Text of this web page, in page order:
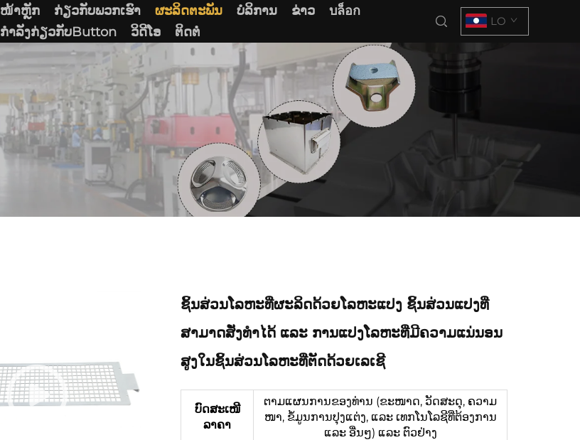
ໜ້າຫຼັກ ກ່ຽວກັບພວກເຮົາ ຜະລິດຕະພັນ ບໍລິການ ຂ່າວ
บล็อก
ກໍາລັງກ່ຽວກັບButton
ວິດີໂອ ຕິດຕໍ່
LO
ຊິ້ນສ່ວນໂລຫະທີ່ຜະລິດດ້ວຍໂລຫະແປງ ຊິ້ນສ່ວນແປງທີ່
ສາມາດສັ່ງທຳໄດ້ ແລະ ການແປງໂລຫະທີ່ມີຄວາມແນ່ນອນ
ສູງໃນຊິ້ນສ່ວນໂລຫະທີ່ຕັດດ້ວຍເລເຊີ
ບົດສະເໜີ
ລາຄາ
ຕາມແຜນການຂອງທ່ານ (ຂະໜາດ, ວັດສະດຸ, ຄວາມ
ໜາ, ຂໍ້ມູນການປຸງແຕ່ງ, ແລະ ເທກໂນໂລຊີທີ່ຕ້ອງການ
ແລະ ອື່ນໆ) ແລະ ຕົວຢ່າງ